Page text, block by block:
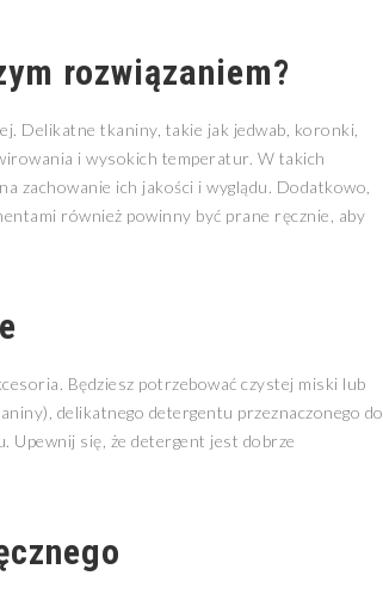
rozwiązaniem?
Delikatne tkaniny, takie jak jedwab, koronki,
i wysokich temperatur. W takich
zachowanie ich jakości i wyglądu. Dodatkowo,
również powinny być prane ręcznie, aby
Będziesz potrzebować czystej miski lub
delikatnego detergentu przeznaczonego do
Upewnij się, że detergent jest dobrze